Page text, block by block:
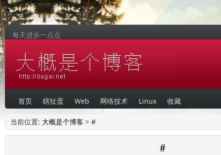
每天进步一点点
首页 瞎扯蛋 Web 网络技术 Linux 收藏
当前位置: 大概是个博客 > #
#